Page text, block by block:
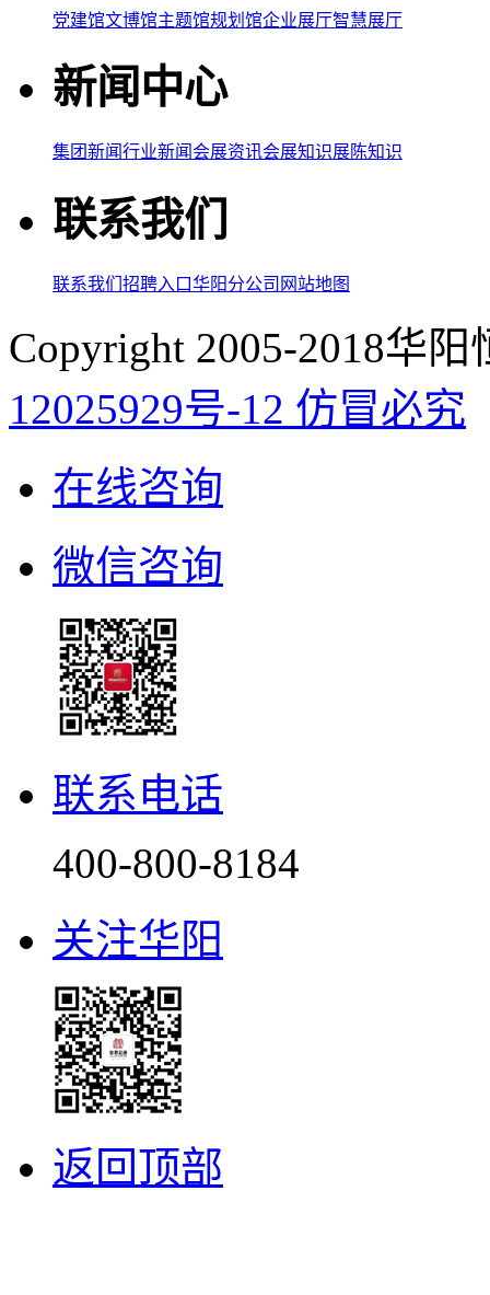
党建馆文博馆主题馆规划馆企业展厅智慧展厅
新闻中心
集团新闻行业新闻 会展资讯会展知识展陈知识
联系我们
联系我们 招聘入口华阳分公司 网站地图
Copyright 2005-2018华
12025929号-12 仿冒必究
在线咨询
微信咨询
联系电话
400-800-8184
关注华阳
返回顶部